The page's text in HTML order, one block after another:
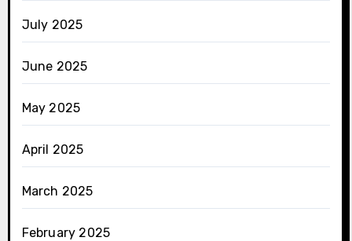
July 2025
June 2025
May 2025
April 2025
March 2025
February 2025